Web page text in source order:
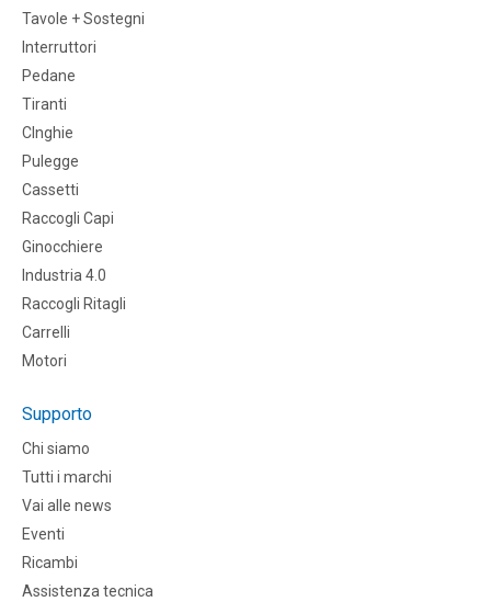
Tavole + Sostegni
Interruttori
Pedane
Tiranti
CInghie
Pulegge
Cassetti
Raccogli Capi
Ginocchiere
Industria 4.0
Raccogli Ritagli
Carrelli
Motori
Supporto
Chi siamo
Tutti i marchi
Vai alle news
Eventi
Ricambi
Assistenza tecnica